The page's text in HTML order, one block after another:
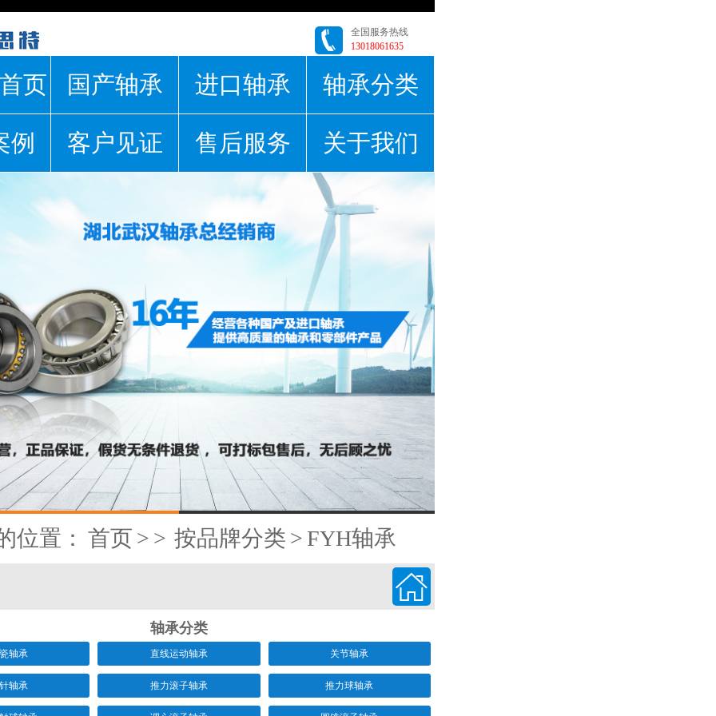
全国服务热线
13018061635
页 国产轴承 进口轴承 轴承分类
例 客户见证 售后服务 关于我们
位置： 首页 > > 按品牌分类 > FYH轴承

轴承分类
轴承 直线运动轴承 关节轴承
轴承 推力滚子轴承 推力球轴承